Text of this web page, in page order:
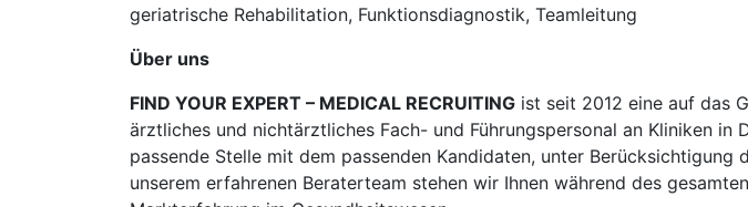
geriatrische Rehabilitation, Funktionsdiagnostik, Teamleitung
Über uns
FIND YOUR EXPERT – MEDICAL RECRUITING ist seit 2012 eine auf das
ärztliches und nichtärztliches Fach- und Führungspersonal an Kliniken
passende Stelle mit dem passenden Kandidaten, unter
unserem erfahrenen Beraterteam stehen wir Ihnen während des